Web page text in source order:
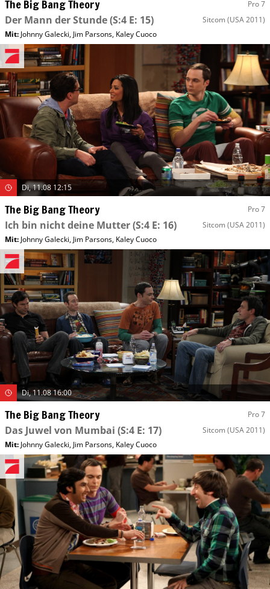
The Big Bang Theory Pro 7
Der Mann der Stunde(S:4 E: 15) Sitcom (USA 2011)
Mit: Johnny Galecki, Jim Parsons, Kaley Cuoco
Di, 11.08 12:15
The Big Bang Theory Pro 7
Ich bin nicht deine Mutter(S:4 E: 16) Sitcom (USA 2011)
Mit: Johnny Galecki, Jim Parsons, Kaley Cuoco
Di, 11.08 16:00
The Big Bang Theory Pro 7
Das Juwel von Mumbai (S:4 E: 17) Sitcom (USA 2011)
Mit: Johnny Galecki, Jim Parsons, Kaley Cuoco